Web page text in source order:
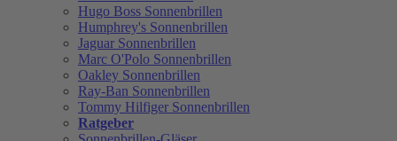
Hugo Boss Sonnenbrillen
Humphrey's Sonnenbrillen
Jaguar Sonnenbrillen
Marc O'Polo Sonnenbrillen
Oakley Sonnenbrillen
Ray-Ban Sonnenbrillen
Tommy Hilfiger Sonnenbrillen
Ratgeber